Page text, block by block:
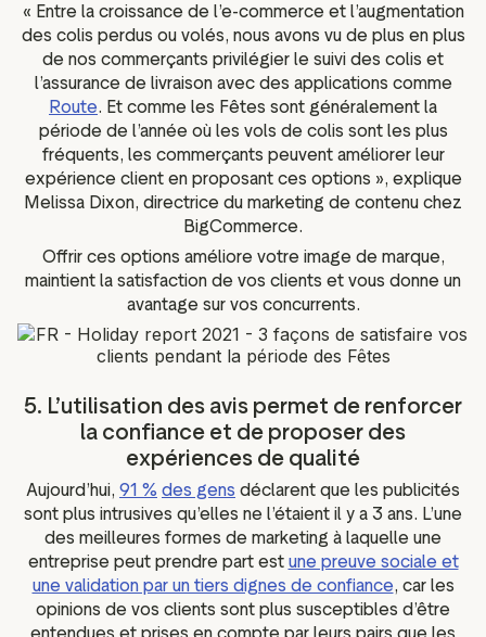
« Entre la croissance de l’e-commerce et l’augmentation
des colis perdus ou volés, nous avons vu de plus en plus
de nos commerçants privilégier le suivi des colis et
l’assurance de livraison avec des applications comme
Route. Et comme les Fêtes sont généralement la
période de l’année où les vols de colis sont les plus
fréquents, les commerçants peuvent améliorer leur
expérience client en proposant ces options », explique
Melissa Dixon, directrice du marketing de contenu chez
BigCommerce.
Offrir ces options améliore votre image de marque,
maintient la satisfaction de vos clients et vous donne un
avantage sur vos concurrents.
5. L’utilisation des avis permet de renforcer
la confiance et de proposer des
expériences de qualité
Aujourd’hui, 91 % des gens déclarent que les publicités
sont plus intrusives qu’elles ne l’étaient il y a 3 ans. L’une
des meilleures formes de marketing à laquelle une
entreprise peut prendre part est une preuve sociale et
une validation par un tiers dignes de confiance, car les
opinions de vos clients sont plus susceptibles d’être
entendues et prises en compte par leurs pairs que les